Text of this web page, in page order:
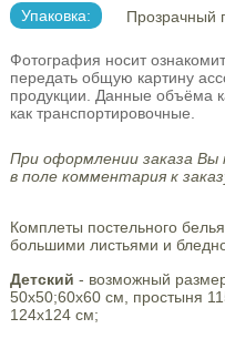
Упаковка:
Прозрачный
Фотография носит
передать общую картину
продукции. Данные объёма
как транспортировочные.
При оформлении заказа
в поле комментария к
Комплеты постельного
большими листьями и
Детский - возможный
50х50;60х60 см, простыня
124х124 см;